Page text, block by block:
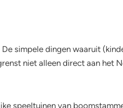
simpele dingen waaruit
niet alleen direct aan
speeltuinen van